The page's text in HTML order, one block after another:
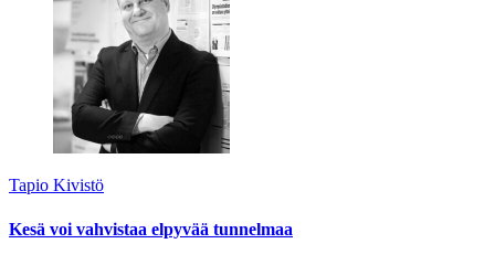
Tapio Kivistö
Kesä voi vahvistaa elpyvää tunnelmaa